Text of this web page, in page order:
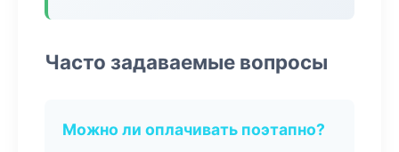
Часто задаваемые вопросы
Можно ли оплачивать поэтапно?